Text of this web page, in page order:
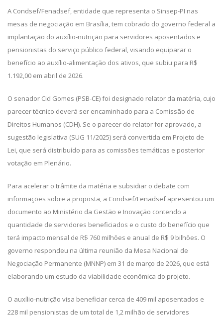
A Condsef/Fenadsef, entidade que representa o Sinsep-PI nas
mesas de negociação em Brasília, tem cobrado do governo federal a
implantação do auxílio-nutrição para servidores aposentados e
pensionistas do serviço público federal, visando equiparar o
benefício ao auxílio-alimentação dos ativos, que subiu para R$
1.192,00 em abril de 2026.
O senador Cid Gomes (PSB-CE) foi designado relator da matéria, cujo
parecer técnico deverá ser encaminhado para a Comissão de
Direitos Humanos (CDH). Se o parecer do relator for aprovado, a
sugestão legislativa (SUG 11/2025) será convertida em Projeto de
Lei, que será distribuído para as comissões temáticas e posterior
votação em Plenário.
Para acelerar o trâmite da matéria e subsidiar o debate com
informações sobre a proposta, a Condsef/Fenadsef apresentou um
documento ao Ministério da Gestão e Inovação contendo a
quantidade de servidores beneficiados e o custo do benefício que
terá impacto mensal de R$ 760 milhões e anual de R$ 9 bilhões. O
governo respondeu na última reunião da Mesa Nacional de
Negociação Permanente (MNNP) em 31 de março de 2026, que está
elaborando um estudo da viabilidade econômica do projeto.
O auxílio-nutrição visa beneficiar cerca de 409 mil aposentados e
228 mil pensionistas de um total de 1,2 milhão de servidores